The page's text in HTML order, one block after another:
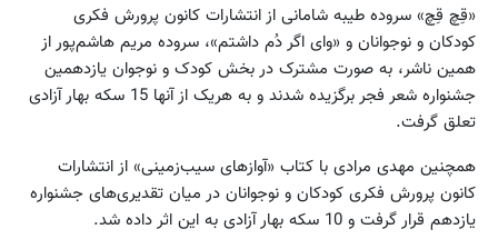
«قِچ قِچ» سروده طیبه شامانی از انتشارات کانون پرورش فکری
کودکان و نوجوانان و «وای اگر دُم داشتم»، سروده مریم هاشم‌پور از
همین ناشر، به صورت مشترک در بخش کودک و نوجوان یازدهمین
جشنواره شعر فجر برگزیده شدند و به هریک از آنها 15 سکه بهار آزادی
تعلق گرفت.
همچنین مهدی مرادی با کتاب «آوازهای سیب‌زمینی» از انتشارات
کانون پرورش فکری کودکان و نوجوانان در میان تقدیری‌های جشنواره
یازدهم قرار گرفت و 10 سکه بهار آزادی به این اثر داده شد.